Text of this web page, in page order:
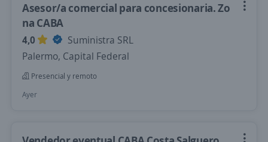
Asesor/a comercial para concesionaria. Zo
na CABA
4,0
Suministra SRL
Palermo, Capital Federal
Presencial y remoto
Ayer